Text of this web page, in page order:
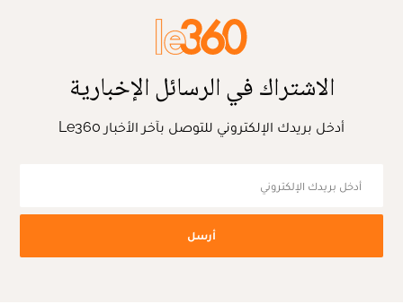
الاشتراك في الرسائل الإخبارية
أدخل بريدك الإلكتروني للتوصل بآخر الأخبار Le360
أرسل